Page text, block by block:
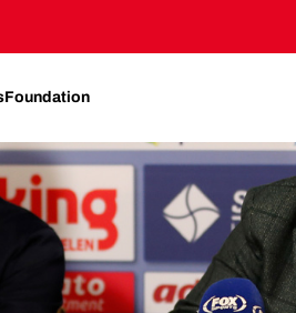
Foundation